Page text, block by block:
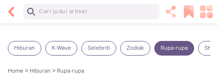
Baca Selanjutnya
Hiburan K-Wave Selebriti Zodiak Rupa-rupa
Home > Hiburan > Rupa-rupa